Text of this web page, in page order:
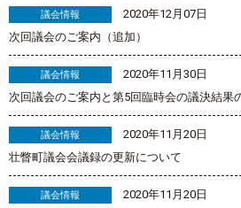
議会情報
2020年12月07日
次回議会のご案内（追加）
議会情報
2020年11月30日
次回議会のご案内と第5回臨時会の議決結果
議会情報
2020年11月20日
壮瞥町議会会議録の更新について
議会情報
2020年11月20日